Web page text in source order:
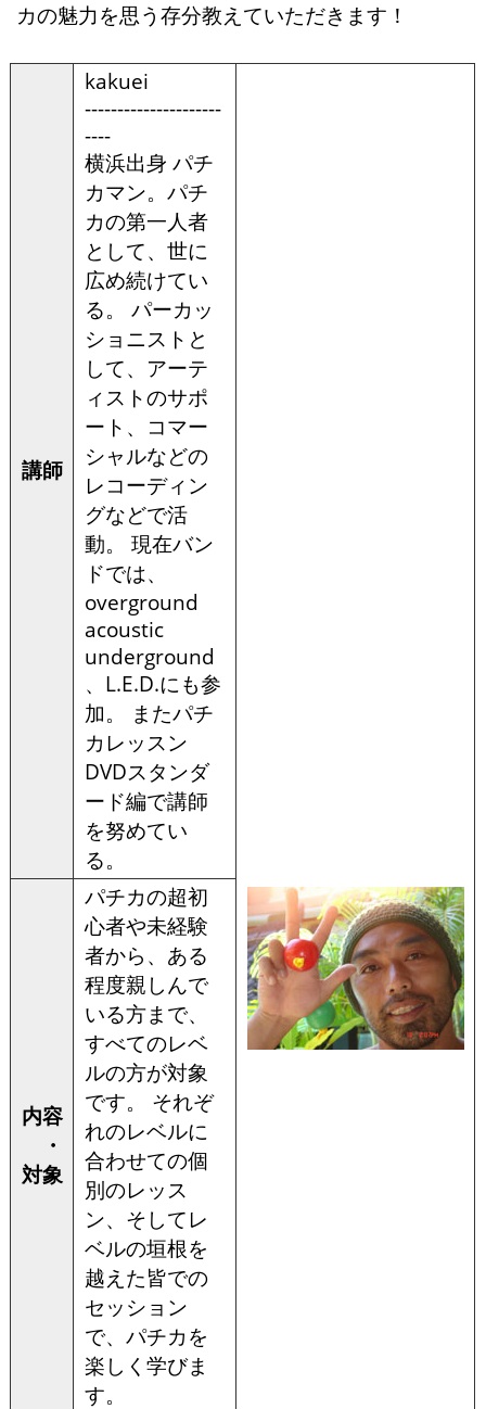
カの魅力を思う存分教えていただきます！
講師
kakuei
---------------------
----
横浜出身 パチ
カマン。パチ
カの第一人者
として、世に
広め続けてい
る。 パーカッ
ショニストと
して、アーテ
ィストのサポ
ート、コマー
シャルなどの
レコーディン
グなどで活
動。 現在バン
ドでは、
overground
acoustic
underground
、L.E.D.にも参
加。 またパチ
カレッスン
DVDスタンダ
ード編で講師
を努めてい
る。
内容
・
対象
パチカの超初
心者や未経験
者から、ある
程度親しんで
いる方まで、
すべてのレベ
ルの方が対象
です。 それぞ
れのレベルに
合わせての個
別のレッス
ン、そしてレ
ベルの垣根を
越えた皆での
セッション
で、パチカを
楽しく学びま
す。